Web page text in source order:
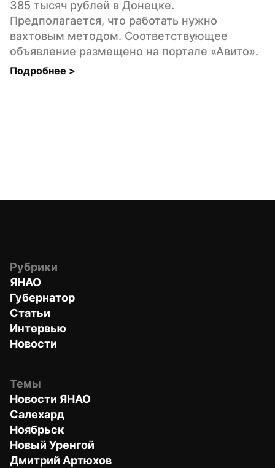
385 тысяч рублей в Донецке.
Предполагается, что работать нужно
вахтовым методом. Соответствующее
объявление размещено на портале «Авито».
Подробнее >
Рубрики
ЯНАО
Губернатор
Статьи
Интервью
Новости
Темы
Новости ЯНАО
Салехард
Ноябрьск
Новый Уренгой
Дмитрий Артюхов